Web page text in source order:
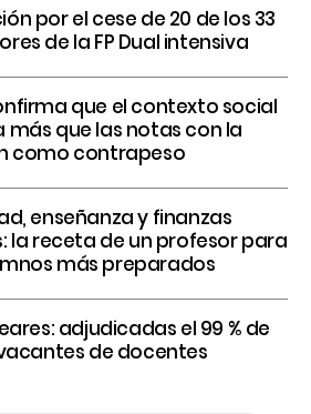
por el cese de 20 de los 33
de la FP Dual intensiva
que el contexto social
más que las notas con la
como contrapeso
enseñanza y finanzas
la receta de un profesor para
más preparados
adjudicadas el 99 % de
de docentes